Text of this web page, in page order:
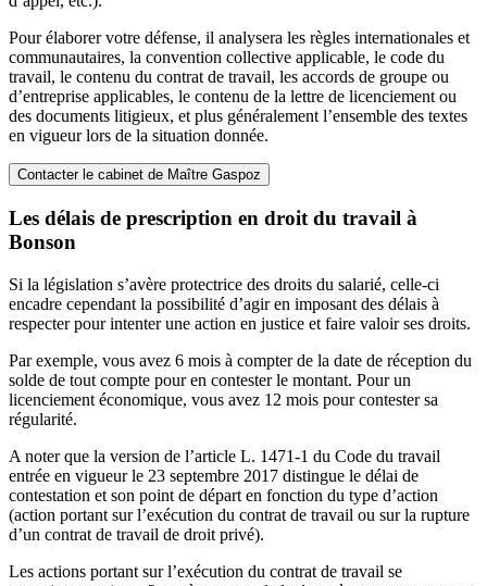
Pour élaborer votre défense, il analysera les règles internationales et
communautaires, la convention collective applicable, le code du
travail, le contenu du contrat de travail, les accords de groupe ou
d’entreprise applicables, le contenu de la lettre de licenciement ou
des documents litigieux, et plus généralement l’ensemble des textes
en vigueur lors de la situation donnée.
Contacter le cabinet de Maître Gaspoz
Les délais de prescription en droit du travail à
Bonson
Si la législation s’avère protectrice des droits du salarié, celle-ci
encadre cependant la possibilité d’agir en imposant des délais à
respecter pour intenter une action en justice et faire valoir ses droits.
Par exemple, vous avez 6 mois à compter de la date de réception du
solde de tout compte pour en contester le montant. Pour un
licenciement économique, vous avez 12 mois pour contester sa
régularité.
A noter que la version de l’article L. 1471-1 du Code du travail
entrée en vigueur le 23 septembre 2017 distingue le délai de
contestation et son point de départ en fonction du type d’action
(action portant sur l’exécution du contrat de travail ou sur la rupture
d’un contrat de travail de droit privé).
Les actions portant sur l’exécution du contrat de travail se